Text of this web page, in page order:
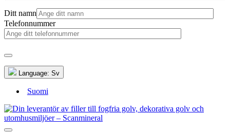
Ditt namn
Telefonnummer
Language: Sv
Suomi